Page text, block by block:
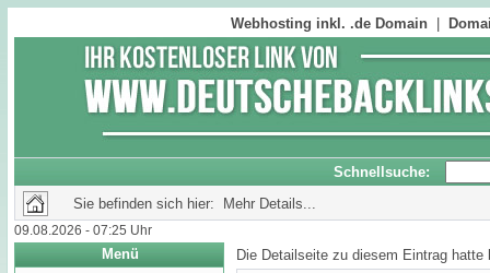
Webhosting inkl. .de Domain
Schnellsuche:
Sie befinden sich hier: Mehr Details...
09.08.2026 - 07:25 Uhr
Menü
Die Detailseite zu diesem Eintrag